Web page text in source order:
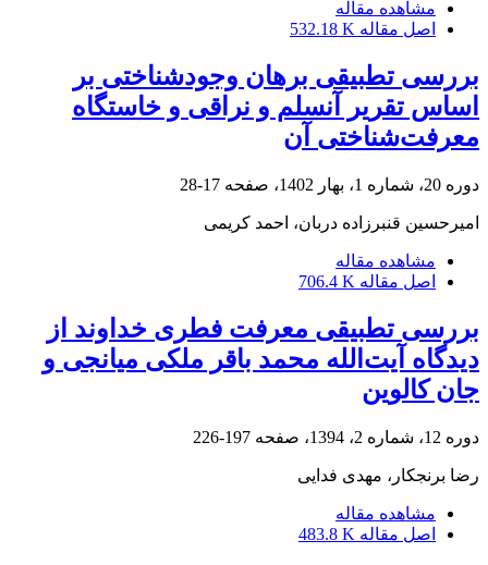
مشاهده مقاله
اصل مقاله 532.18 K
بررسی تطبیقی برهان وجودشناختی بر
اساس تقریر آنسلم و نراقی و خاستگاه
معرفت‌شناختی آن
دوره 20، شماره 1، بهار 1402، صفحه 17-28
امیرحسین قنبرزاده دربان، احمد کریمی
مشاهده مقاله
اصل مقاله 706.4 K
بررسی تطبیقی معرفت فطری خداوند از
دیدگاه آیت‌الله محمد باقر ملکی میانجی و
جان کالوین
دوره 12، شماره 2، 1394، صفحه 197-226
رضا برنجکار، مهدی فدایی
مشاهده مقاله
اصل مقاله 483.8 K